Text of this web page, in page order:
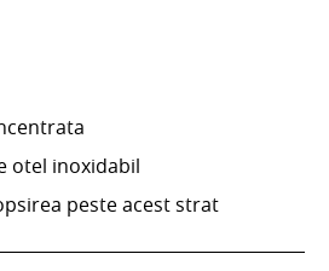
otel inoxidabil
peste acest strat